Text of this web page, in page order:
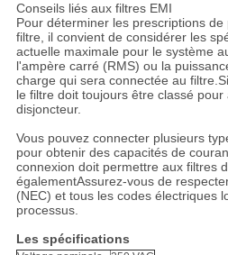
Conseils liés aux filtres EMI
Pour déterminer les prescriptions
filtre, il convient de considérer les
actuelle maximale pour le système
l'ampère carré (RMS) ou la
charge qui sera connectée au
le filtre doit toujours être classé
disjoncteur.
Vous pouvez connecter plusieurs
pour obtenir des capacités de
connexion doit permettre aux filtres
égalementAssurez-vous de
(NEC) et tous les codes électriques
processus.
Les spécifications